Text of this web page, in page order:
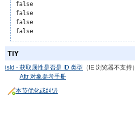
false
false
false
TIY
isId - 获取属性是否是 ID 类型 （IE 浏览器不支持）
Attr 对象参考手册
本节优化或纠错